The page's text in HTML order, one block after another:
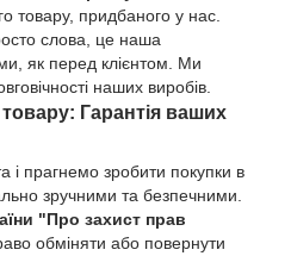
товару, придбаного у нас.
слова, це наша
як перед клієнтом. Ми
наших виробів.
Гарантія ваших
і прагнемо зробити покупки в
зручними та безпечними.
"Про захист прав
обміняти або повернути